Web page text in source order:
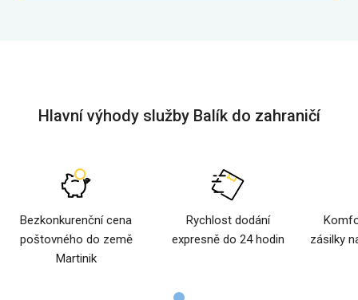
Hlavní výhody služby Balík do zahraničí
Bezkonkurenční cena
poštovného do země
Martinik
Rychlost dodání
expresně do 24 hodin
zásilky